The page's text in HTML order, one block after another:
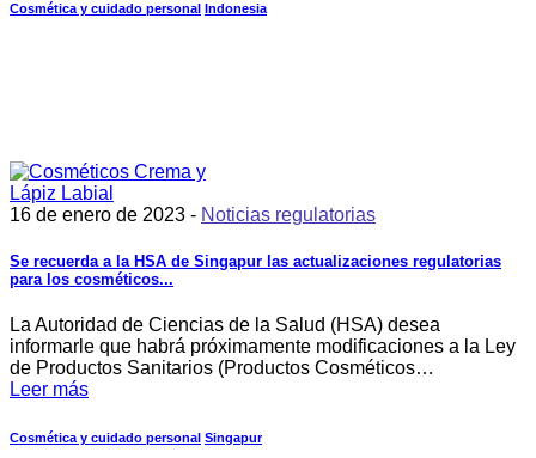
Cosmética y cuidado personal Indonesia
16 de enero de 2023 - Noticias regulatorias
Se recuerda a la HSA de Singapur las actualizaciones regulatorias
para los cosméticos...
La Autoridad de Ciencias de la Salud (HSA) desea
informarle que habrá próximamente modificaciones a la Ley
de Productos Sanitarios (Productos Cosméticos…
Leer más
Cosmética y cuidado personal Singapur